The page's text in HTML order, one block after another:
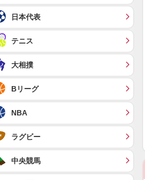
日本代表
テニス
大相撲
Bリーグ
NBA
ラグビー
中央競馬